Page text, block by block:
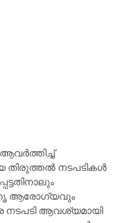
തിരുത്തൽ നടപടികൾ
ആരോഗ്യവും
നടപടി ആവശ്യമായി